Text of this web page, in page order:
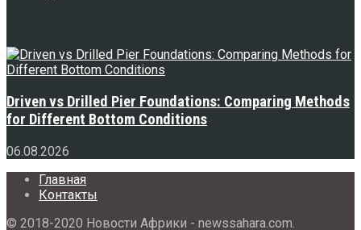
Driven vs Drilled Pier Foundations: Comparing Methods
for Different Bottom Conditions
06.08.2026
Главная
Контакты
© 2018-2020 Новости Африки - newssahara.com.